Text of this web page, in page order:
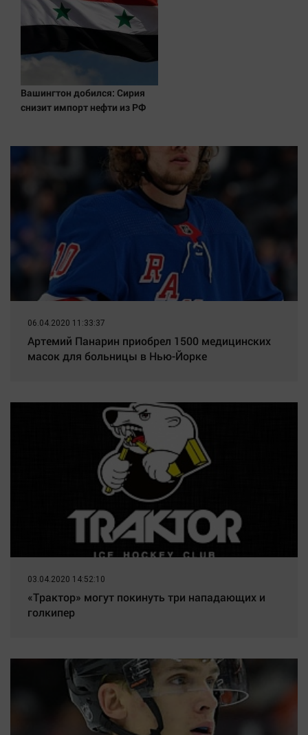
Вашингтон добился: Сирия
снизит импорт нефти из РФ
06.04.2020 11:33:37
Артемий Панарин приобрел 1500 медицинских
масок для больницы в Нью-Йорке
03.04.2020 14:52:10
«Трактор» могут покинуть три нападающих и
голкипер